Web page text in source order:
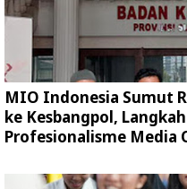
MIO Indonesia Sumut
ke Kesbangpol,
Profesionalisme Media